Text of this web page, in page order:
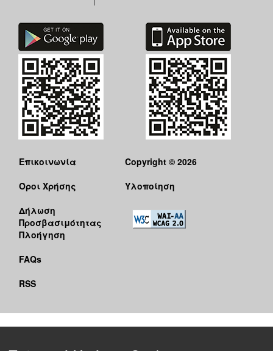
Επικοινωνία
Όροι Χρήσης
Δήλωση
Προσβασιμότητας
Πλοήγηση
FAQs
RSS
Copyright © 2026
Υλοποίηση